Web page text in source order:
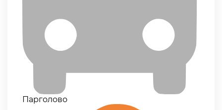
Парголово